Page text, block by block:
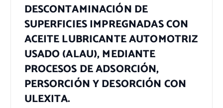
DESCONTAMINACIÓN DE
SUPERFICIES IMPREGNADAS CON
ACEITE LUBRICANTE AUTOMOTRIZ
USADO (ALAU), MEDIANTE
PROCESOS DE ADSORCIÓN,
PERSORCIÓN Y DESORCIÓN CON
ULEXITA.